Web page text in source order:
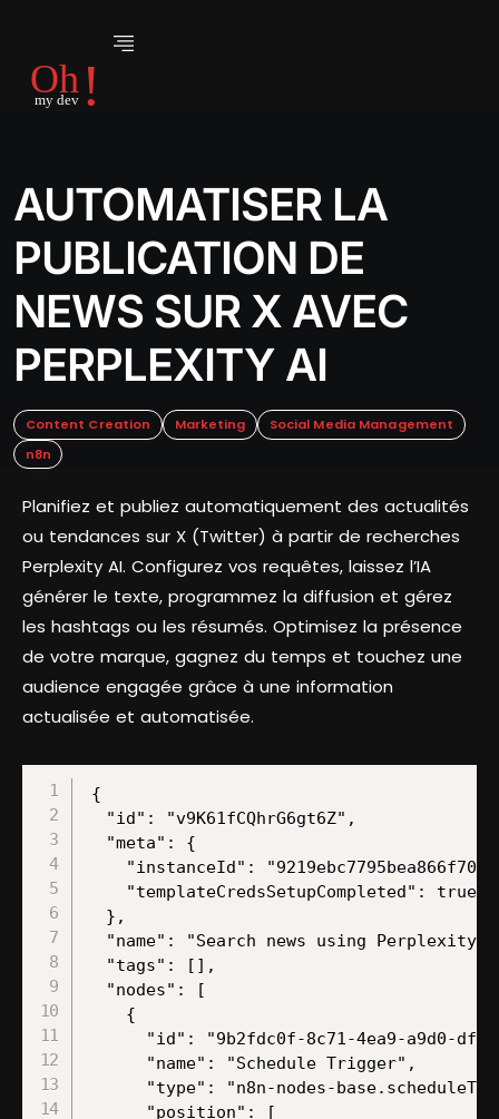
AUTOMATISER LA
PUBLICATION DE
NEWS SUR X AVEC
PERPLEXITY AI
Content Creation Marketing
Social Media Management
n8n
Planifiez et publiez automatiquement des actualités
ou tendances sur X (Twitter) à partir de recherches
Perplexity AI. Configurez vos requêtes, laissez l’IA
générer le texte, programmez la diffusion et gérez
les hashtags ou les résumés. Optimisez la présence
de votre marque, gagnez du temps et touchez une
audience engagée grâce à une information
actualisée et automatisée.
{
  "id": "v9K61fCQhrG6gt6Z",
  "meta": {
"instanceId":
    "templateCredsSetupCompleted": true
  },
"name": "Search news using Perplexity
  "tags": [],
  "nodes": [
    {
"id": "9b2fdc0f-8c71-4ea9-a9d0-
      "name": "Schedule Trigger",
"type": "n8n-nodes-
      "position": [